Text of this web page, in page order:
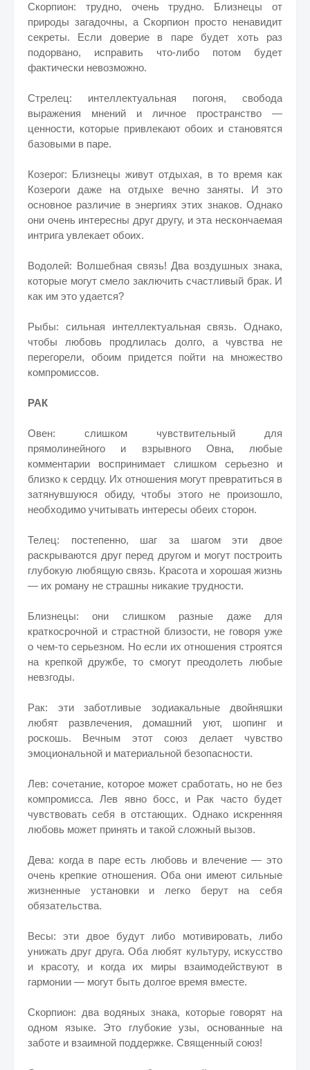
Скорпион: трудно, очень трудно. Близнецы от
природы загадочны, а Скорпион просто ненавидит
секреты. Если доверие в паре будет хоть раз
подорвано, исправить что-либо потом будет
фактически невозможно.
Стрелец: интеллектуальная погоня, свобода
выражения мнений и личное пространство —
ценности, которые привлекают обоих и становятся
базовыми в паре.
Козерог: Близнецы живут отдыхая, в то время как
Козероги даже на отдыхе вечно заняты. И это
основное различие в энергиях этих знаков. Однако
они очень интересны друг другу, и эта нескончаемая
интрига увлекает обоих.
Водолей: Волшебная связь! Два воздушных знака,
которые могут смело заключить счастливый брак. И
как им это удается?
Рыбы: сильная интеллектуальная связь. Однако,
чтобы любовь продлилась долго, а чувства не
перегорели, обоим придется пойти на множество
компромиссов.
РАК
Овен: слишком чувствительный для
прямолинейного и взрывного Овна, любые
комментарии воспринимает слишком серьезно и
близко к сердцу. Их отношения могут превратиться в
затянувшуюся обиду, чтобы этого не произошло,
необходимо учитывать интересы обеих сторон.
Телец: постепенно, шаг за шагом эти двое
раскрываются друг перед другом и могут построить
глубокую любящую связь. Красота и хорошая жизнь
— их роману не страшны никакие трудности.
Близнецы: они слишком разные даже для
краткосрочной и страстной близости, не говоря уже
о чем-то серьезном. Но если их отношения строятся
на крепкой дружбе, то смогут преодолеть любые
невзгоды.
Рак: эти заботливые зодиакальные двойняшки
любят развлечения, домашний уют, шопинг и
роскошь. Вечным этот союз делает чувство
эмоциональной и материальной безопасности.
Лев: сочетание, которое может сработать, но не без
компромисса. Лев явно босс, и Рак часто будет
чувствовать себя в отстающих. Однако искренняя
любовь может принять и такой сложный вызов.
Дева: когда в паре есть любовь и влечение — это
очень крепкие отношения. Оба они имеют сильные
жизненные установки и легко берут на себя
обязательства.
Весы: эти двое будут либо мотивировать, либо
унижать друг друга. Оба любят культуру, искусство
и красоту, и когда их миры взаимодействуют в
гармонии — могут быть долгое время вместе.
Скорпион: два водяных знака, которые говорят на
одном языке. Это глубокие узы, основанные на
заботе и взаимной поддержке. Священный союз!